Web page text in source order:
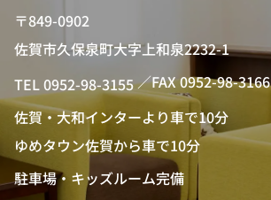
〒849-0902
佐賀市久保泉町大字上和泉2232-1
TEL 0952-98-3155／FAX 0952-98-3166
佐賀・大和インターより車で10分
ゆめタウン佐賀から車で10分
駐車場・キッズルーム完備